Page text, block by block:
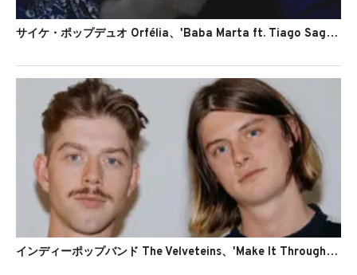
サイケ・ポップデュオ Orfélia、'Baba Marta ft. Tiago Saga'のMVを公開
インディーポップバンド The Velveteins、'Make It Through'のMVを公開